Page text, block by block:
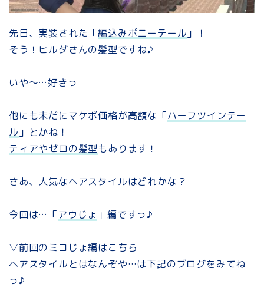
先日、実装された「編込みポニーテール 」！
そう！ヒルダさんの髪型ですね♪
いや～…好きっ
他にも未だにマケボ価格が高額な「ハーフツインテー
ル 」とかね！
ティアやゼロの髪型もあります！
さあ、人気なヘアスタイルはどれかな？
今回は…「アウじょ 」編ですっ♪
▽前回のミコじょ編はこちら
ヘアスタイルとはなんぞや…は下記のブログをみてね
っ♪